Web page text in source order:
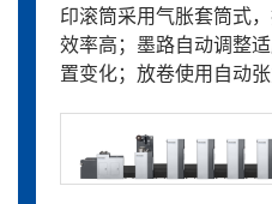
印滚筒采用气胀套筒式
效率高；墨路自动调整
置变化；放卷使用自动